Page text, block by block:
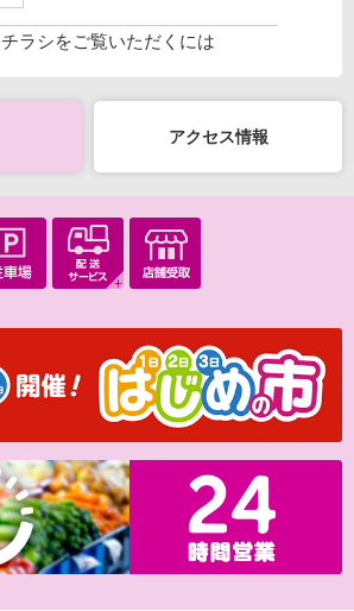
チラシをご覧いただくには
アクセス情報